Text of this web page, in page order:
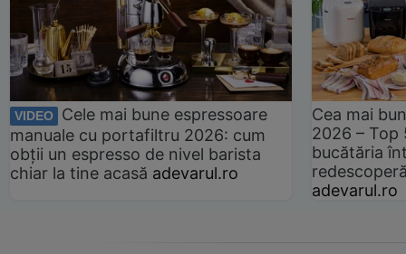
VIDEO
Cele mai bune espressoare
manuale cu portafiltru 2026: cum
obții un espresso de nivel barista
chiar la tine acasă adevarul.ro
Cea mai
2026 –
bucătăria
adevarul.ro